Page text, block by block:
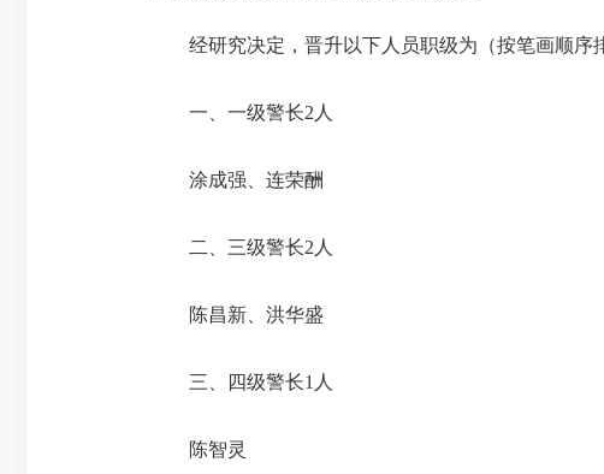
经研究决定，晋升以下人员职级为 （按笔画顺序
一、一级警长2 人
涂成强、连荣酬
二、三级警长2 人
陈昌新、洪华盛
三、四级警长1 人
陈智灵